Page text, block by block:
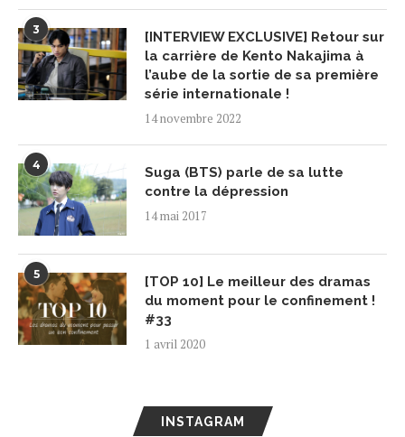
3
[INTERVIEW EXCLUSIVE] Retour sur
la carrière de Kento Nakajima à
l’aube de la sortie de sa première
série internationale !
14 novembre 2022
4
Suga (BTS) parle de sa lutte
contre la dépression
14 mai 2017
5
[TOP 10] Le meilleur des dramas
du moment pour le confinement !
#33
1 avril 2020
INSTAGRAM